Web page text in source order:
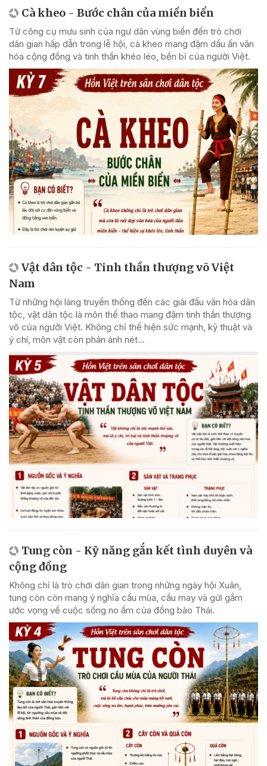
Cà kheo - Bước chân của miền biển
Từ công cụ mưu sinh của ngư dân vùng biển đến trò chơi
dân gian hấp dẫn trong lễ hội, cà kheo mang đậm dấu ấn văn
hóa cộng đồng và tinh thần khéo léo, bền bỉ của người Việt.
Vật dân tộc - Tinh thần thượng võ Việt
Nam
Từ những hội làng truyền thống đến các giải đấu văn hóa dân
tộc, vật dân tộc là môn thể thao mang đậm tinh thần thượng
võ của người Việt. Không chỉ thể hiện sức mạnh, kỹ thuật và
ý chí, môn vật còn phản ánh nét...
Tung còn - Kỹ năng gắn kết tình duyên và
cộng đồng
Không chỉ là trò chơi dân gian trong những ngày hội Xuân,
tung còn còn mang ý nghĩa cầu mùa, cầu may và gửi gắm
ước vọng về cuộc sống no ấm của đồng bào Thái.